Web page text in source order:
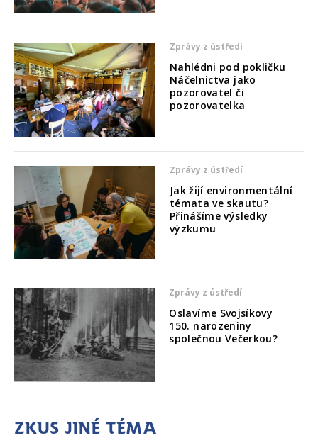
Zprávy z ústředí
Nahlédni pod pokličku
Náčelnictva jako
pozorovatel či
pozorovatelka
Zprávy z ústředí
Jak žijí environmentální
témata ve skautu?
Přinášíme výsledky
výzkumu
Zprávy z ústředí
Oslavíme Svojsíkovy
150. narozeniny
společnou Večerkou?
Zkus jiné téma